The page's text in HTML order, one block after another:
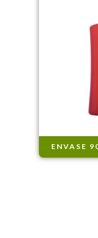
ENVASE